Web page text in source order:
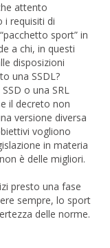
attento
i requisiti di
sport” in
a chi, in questi
disposizioni
una SSDL?
o una SRL
il decreto non
versione diversa
vogliono
in materia
è delle migliori.
presto una fase
sempre, lo sport
delle norme.